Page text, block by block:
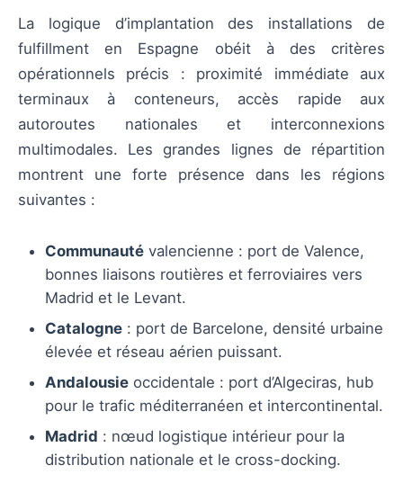
La logique d’implantation des installations de
fulfillment en Espagne obéit à des critères
opérationnels précis : proximité immédiate aux
terminaux à conteneurs, accès rapide aux
autoroutes nationales et interconnexions
multimodales. Les grandes lignes de répartition
montrent une forte présence dans les régions
suivantes :
Communauté valencienne : port de Valence,
bonnes liaisons routières et ferroviaires vers
Madrid et le Levant.
Catalogne : port de Barcelone, densité urbaine
élevée et réseau aérien puissant.
Andalousie occidentale : port d’Algeciras, hub
pour le trafic méditerranéen et intercontinental.
Madrid : nœud logistique intérieur pour la
distribution nationale et le cross-docking.